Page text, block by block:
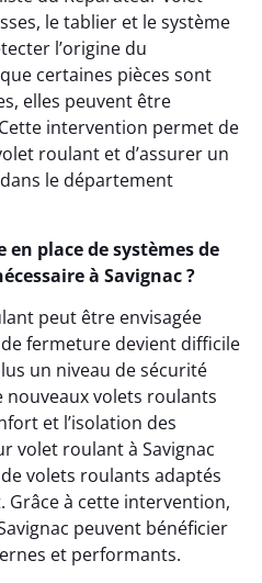
le tablier et le système
l’origine du
certaines pièces sont
elles peuvent être
intervention permet de
roulant et d’assurer un
le département
en place de systèmes de
à Savignac ?
peut être envisagée
fermeture devient difficile
un niveau de sécurité
nouveaux volets roulants
et l’isolation des
volet roulant à Savignac
volets roulants adaptés
Grâce à cette intervention,
peuvent bénéficier
et performants.